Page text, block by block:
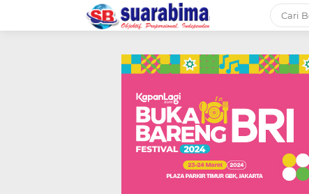
informasi terbaru tentang
Bima dan daerah sekitar